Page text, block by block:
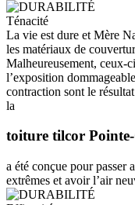
Ténacité
La vie est dure et Mère
les matériaux de
Malheureusement, ceux-
l’exposition
contraction sont le
la
toiture tilcor
a été conçue pour passer
extrêmes et avoir l’air